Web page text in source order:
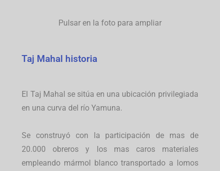
Pulsar en la foto para ampliar
Taj Mahal historia
El Taj Mahal se sitúa en una ubicación privilegiada
en una curva del río Yamuna.
Se construyó con la participación de mas de
20.000 obreros y los mas caros materiales
empleando mármol blanco transportado a lomos